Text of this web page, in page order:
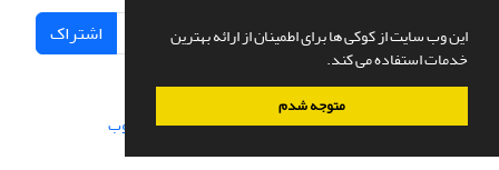
این وب سایت از کوکی ها برای اطمینان از ارائه بهترین
خدمات استفاده می کند.
متوجه شدم
اشتراک
سامانه مدیریت نشریات علمی.طراحی و پیاده سازی از سیناوب